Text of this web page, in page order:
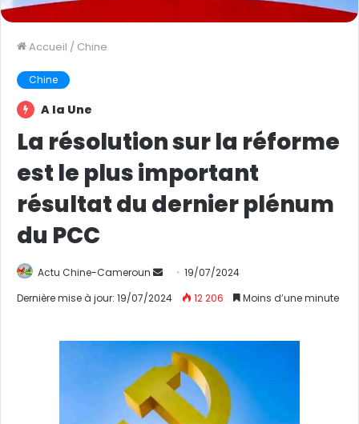
Accueil / Chine
Chine
A la Une
La résolution sur la réforme
est le plus important
résultat du dernier plénum
du PCC
Actu Chine-Cameroun
n
y
e
u
19/07/2024
Dernière mise à jour: 19/07/2024
12 206 Moins d’une minute